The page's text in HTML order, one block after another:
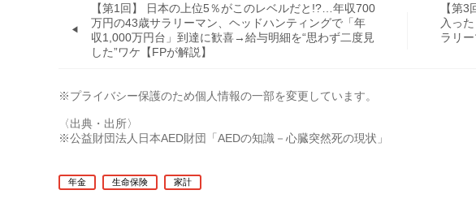
【第1回】 日本の上位5％がこのレベルだと!?…年収700
万円の43歳サラリーマン、ヘッドハンティングで「年
収1,000万円台」到達に歓喜→給与明細を“思わず二度見
した”ワケ【FPが解説】
【第
入っ
ラリ
※プライバシー保護のため個人情報の一部を変更しています。
〈出典・出所〉
※公益財団法人日本AED財団「AEDの知識－心臓突然死の現状」
年金 生命保険 家計